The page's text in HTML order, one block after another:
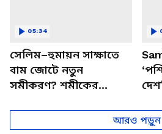
সেলিম–হুমায়ন সাক্ষাতে
বাম জোটে নতুন
সমীকরণ? শমীকের
Samik Bhattacharya
05:34
আরও পড়ুন